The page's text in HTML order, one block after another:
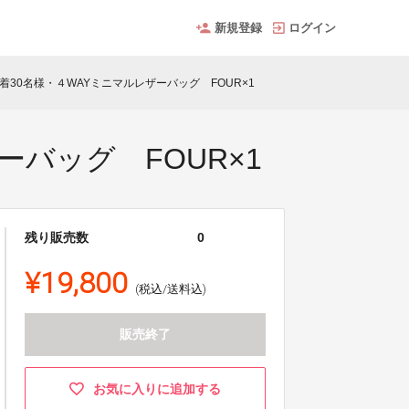
新規登録 ログイン
30名様・４WAYミニマルレザーバッグ FOUR×1
ーバッグ FOUR×1
残り販売数 0
¥19,800 (税込/送料込)
販売終了
お気に入りに追加する